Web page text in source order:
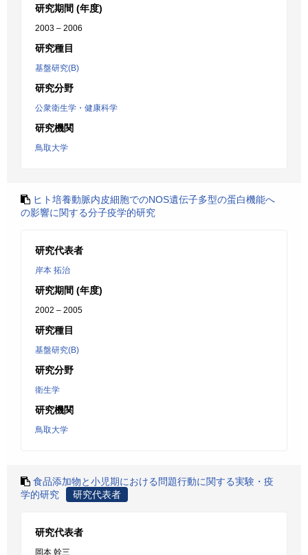
研究期間 (年度)
2003 – 2006
研究種目
基盤研究(B)
研究分野
公衆衛生学・健康科学
研究機関
鳥取大学
ヒト培養動脈内皮細胞でのNOS遺伝子多型の蛋白機能へ
の影響に関する分子疫学的研究
研究代表者
岸本 拓治
研究期間 (年度)
2002 – 2005
研究種目
基盤研究(B)
研究分野
衛生学
研究機関
鳥取大学
食品添加物と小児期における問題行動に関する実験・疫
学的研究
研究代表者
研究代表者
岡本 幹三